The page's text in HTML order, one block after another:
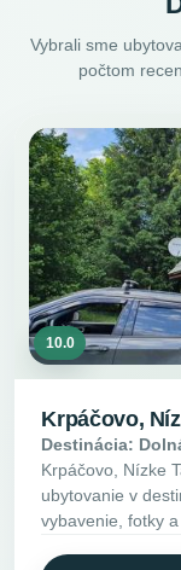
Vybrali sme
počtom
10.0
Krpáčovo,
Destinácia:
Krpáčovo, Nízke
ubytovanie v
vybavenie, fotky